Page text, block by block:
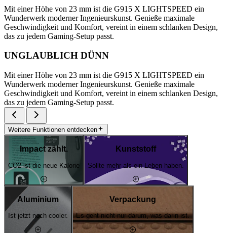
Mit einer Höhe von 23 mm ist die G915 X LIGHTSPEED ein
Wunderwerk moderner Ingenieurskunst. Genieße maximale
Geschwindigkeit und Komfort, vereint in einem schlanken Design,
das zu jedem Gaming-Setup passt.
UNGLAUBLICH DÜNN
Mit einer Höhe von 23 mm ist die G915 X LIGHTSPEED ein
Wunderwerk moderner Ingenieurskunst. Genieße maximale
Geschwindigkeit und Komfort, vereint in einem schlanken Design,
das zu jedem Gaming-Setup passt.
Weitere Funktionen entdecken
Impact zählt.
CO2 ist die neue Kalorie
Kunststoff
Sollte mehr als ein Leben haben.
Aluminium
Ist jetzt noch cooler.
Verpackung
Es geht nicht nur darum, was darin ist.